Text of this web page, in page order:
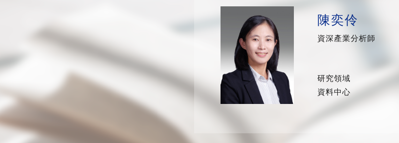
陳奕伶
資深產業分析師
研究領域
資料中心